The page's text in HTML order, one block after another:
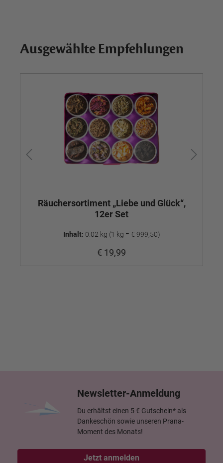
Ausgewählte Empfehlungen
Räuchersortiment „Liebe und Glück“,
12er Set
Inhalt: 0.02 kg (1 kg = € 999,50)
€ 19,99
Newsletter-Anmeldung
Du erhältst einen 5 € Gutschein* als
Dankeschön sowie unseren Prana-
Moment des Monats!
Jetzt anmelden